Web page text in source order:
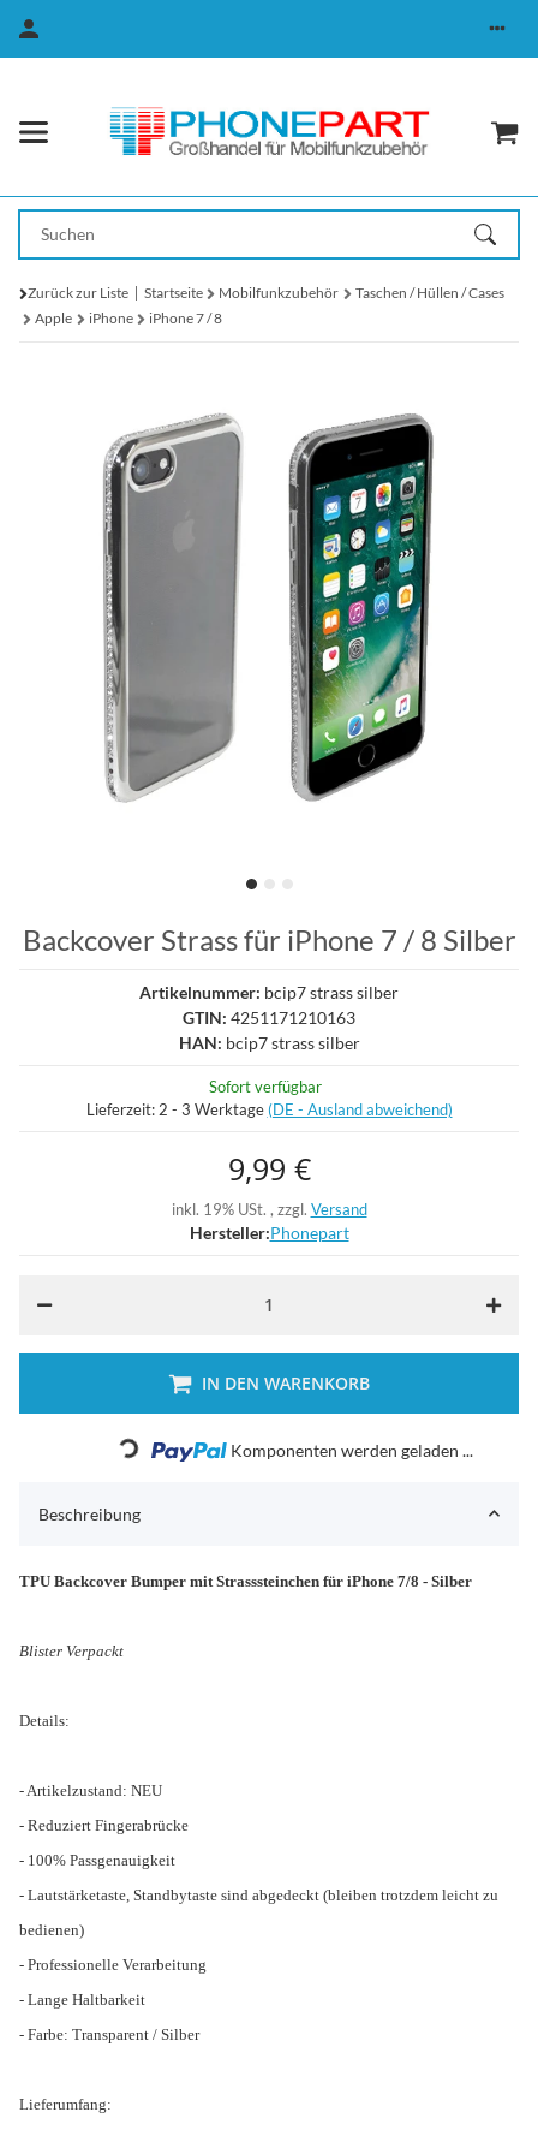
Zurück zur Liste Startseite Mobilfunkzubehör
Taschen / Hüllen / Cases
Apple
iPhone iPhone 7 / 8
Backcover Strass für iPhone 7 / 8 Silber
Artikelnummer: bcip7 strass silber
GTIN: 4251171210163
HAN: bcip7 strass silber
Sofort verfügbar
Lieferzeit: 2 - 3 Werktage (DE - Ausland abweichend)
9,99 €
inkl. 19% USt. , zzgl. Versand
Hersteller:Phonepart
IN DEN WARENKORB
Loading... Komponenten werden geladen ...
Beschreibung
TPU Backcover Bumper mit Strasssteinchen für iPhone 7/8 - Silber
Blister Verpackt
Details:
- Artikelzustand: NEU
- Reduziert Fingerabrücke
- 100% Passgenauigkeit
- Lautstärketaste, Standbytaste sind abgedeckt (bleiben trotzdem leicht zu
bedienen)
- Professionelle Verarbeitung
- Lange Haltbarkeit
- Farbe: Transparent / Silber
Lieferumfang: